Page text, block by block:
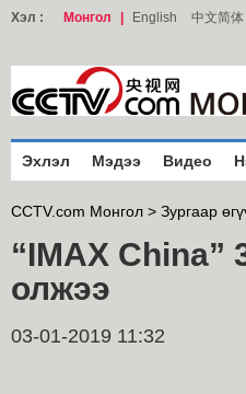
Хэл : Монгол English 中文简体
Эхлэл Мэдээ Видео
CCTV.com Монгол > Зургаар
“IMAX
олжээ
03-01-2019 11:32